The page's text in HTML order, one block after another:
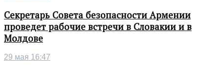
Секретарь Совета безопасности Армении
проведет рабочие встречи в Словакии и в
Молдове
29 мая 16:47